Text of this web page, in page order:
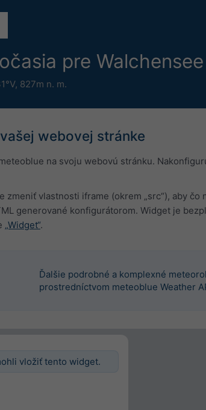
pre Walchensee
827m n. m.
webovej stránke
na svoju webovú stránku.
zmeniť vlastnosti iframe (okrem „src“), aby
generované konfigurátorom. Widget je
„Widget“.
Ďalšie podrobné a komplexné
prostredníctvom meteoblue Weather
vložiť tento widget.